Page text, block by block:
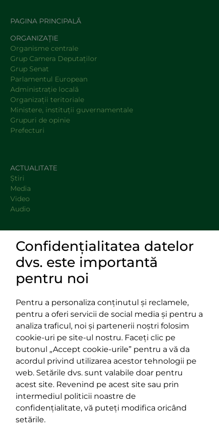
PAGINA PRINCIPALĂ
ORGANIZAȚIE
Organisme centrale
Grup Camera Deputaţilor
Grup Senat
Parlamentul European
Administraţie locală
Organizaţii teritoriale
Ministere, instituţii guvernamentale
Grupuri de opinie
Prefecturi
ACTUALITATE
Știri
Media
Video
Audio
DOCUMENTE
LINKURI UTILE
Impressum
Termeni și condiții
Platforma PPE
400029 Cluj-Napoca,
strada Cardinal Iuliu Hossu, nr.
41
tel/fax:0723 250 321
email:office@rmdsz.ro
400489 Cluj-Napoca,
strada Republicii, nr.
60
tel/fax:0264 590 758
email:
Confidențialitatea datelor
dvs. este importantă
pentru noi
Pentru a personaliza conținutul și reclamele,
pentru a oferi servicii de social media și pentru a
analiza traficul, noi și partenerii noștri folosim
cookie-uri pe site-ul nostru. Faceți clic pe
butonul „Accept cookie-urile” pentru a vă da
acordul privind utilizarea acestor tehnologii pe
web. Setările dvs. sunt valabile doar pentru
acest site. Revenind pe acest site sau prin
intermediul politicii noastre de
confidențialitate, vă puteți modifica oricând
setările.